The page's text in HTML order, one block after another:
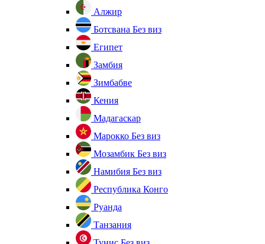
Алжир
Ботсвана Без виз
Египет
Замбия
Зимбабве
Кения
Мадагаскар
Марокко Без виз
Мозамбик Без виз
Намибия Без виз
Республика Конго
Руанда
Танзания